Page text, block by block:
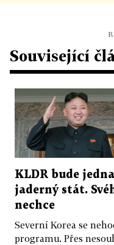
Související
KLDR bude
jaderný stát.
nechce
Severní Korea se
programu. Přes